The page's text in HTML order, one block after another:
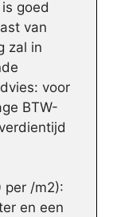
goed
van
zal in
voor
BTW-
per /m2):
en een